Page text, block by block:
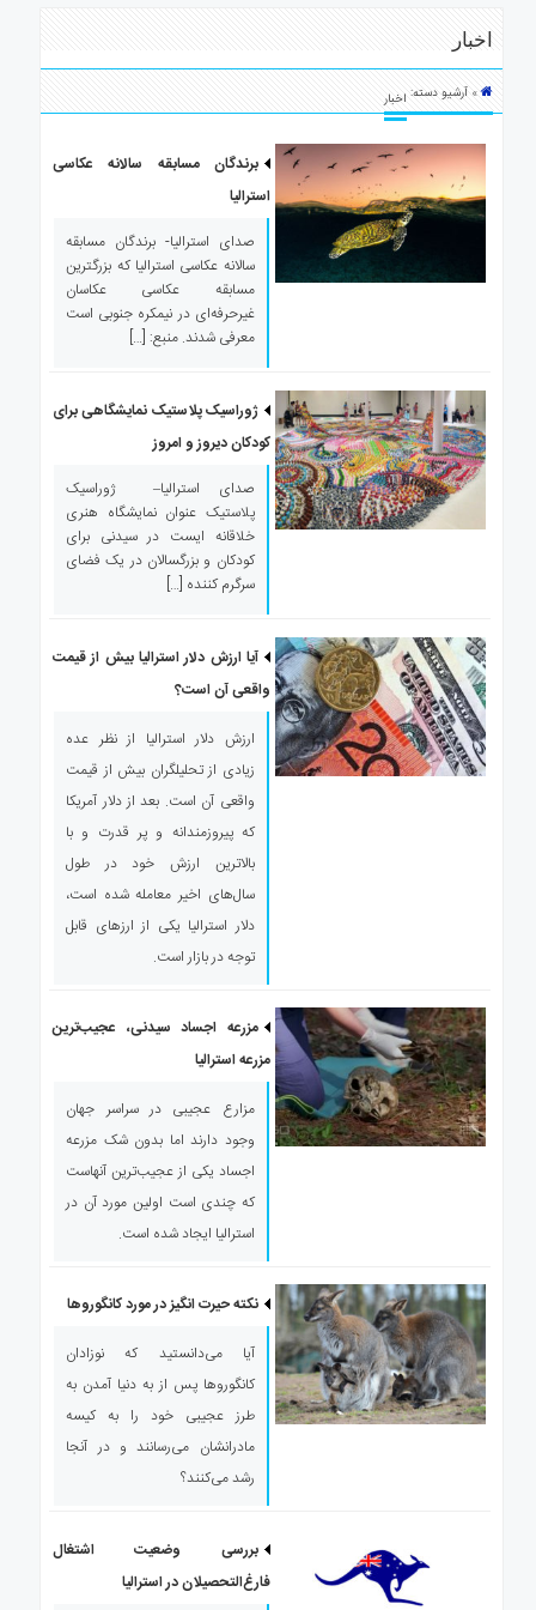
استرالیا
درباره
اخبار
» آرشیو دسته: اخبار
برندگان مسابقه سالانه عکاسی
استرالیا
صدای استرالیا- برندگان مسابقه
سالانه عکاسی استرالیا که بزرگترین
مسابقه عکاسی عکاسان
غیرحرفه‌ای در نیمکره جنوبی است
معرفی شدند. منبع: […]
ژوراسیک پلاستیک نمایشگاهی برای
کودکان دیروز و امروز
صدای استرالیا– ژوراسیک
پلاستیک عنوان نمایشگاه هنری
خلاقانه ایست در سیدنی برای
کودکان و بزرگسالان در یک فضای
سرگرم کننده […]
آیا ارزش دلار استرالیا بیش از قیمت
واقعی آن است؟
ارزش دلار استرالیا از نظر عده
زیادی از تحلیلگران بیش از قیمت
واقعی آن است. بعد از دلار آمریکا
که پیروزمندانه و پر قدرت و با
بالاترین ارزش خود در طول
سال‌های اخیر معامله شده است،
دلار استرالیا یکی از ارز‌های قابل
توجه در بازار است.
مزرعه اجساد سیدنی، عجیب‌ترین
مزرعه استرالیا
مزارع عجیبی در سراسر جهان
وجود دارند اما بدون شک مزرعه
اجساد یکی از عجیب‌ترین آنهاست
که چندی است اولین مورد آن در
استرالیا ایجاد شده است.
نکته حیرت انگیز در مورد کانگوروها
آیا می‌دانستید که نوزادان
کانگوروها پس از به دنیا آمدن به
طرز عجیبی خود را به کیسه
مادرانشان می‌رسانند و در آنجا
رشد می‌کنند؟
بررسی وضعیت اشتغال
فارغ‌التحصیلان در استرالیا